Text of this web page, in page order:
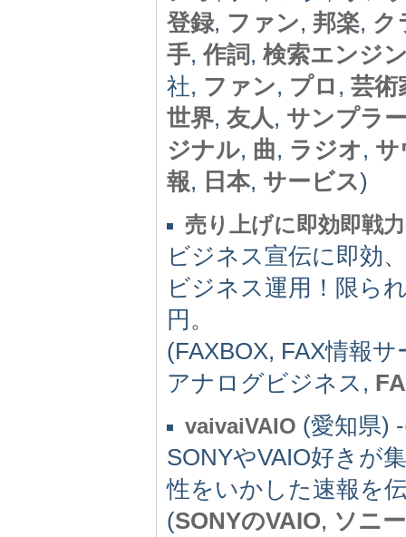
登録, ファン, 邦楽, ク
手,作詞, 検索エンジ
社, ファン, プロ , 芸術
世界, 友人, サンプラ
ジナル, 曲, ラジオ, サ
報, 日本, サービス)
売り上げに即効即戦
ビジネス宣伝に即効
ビジネス運用！限ら
円。
(FAXBOX, FAX情報
アナログビジネス,
vaivaiVAIO (愛知県)
SONYやVAIO好きが
性をいかした速報を
(SONYのVAIO, ソニ